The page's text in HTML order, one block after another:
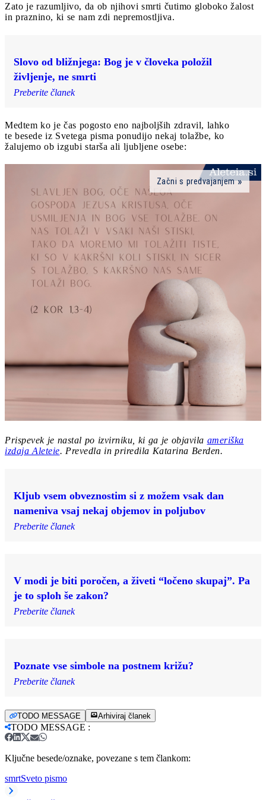
Zato je razumljivo, da ob njihovi smrti čutimo globoko žalost
in praznino, ki se nam zdi nepremostljiva.
Slovo od bližnjega: Bog je v človeka položil
življenje, ne smrti
Preberite članek
Medtem ko je čas pogosto eno najboljših zdravil, lahko
te besede iz Svetega pisma ponudijo nekaj tolažbe, ko
žalujemo ob izgubi starša ali ljubljene osebe:
Začni s predvajanjem
Prispevek je nastal po izvirniku, ki ga je objavila ameriška
izdaja Aleteie. Prevedla in priredila Katarina Berden.
Kljub vsem obveznostim si z možem vsak dan
nameniva vsaj nekaj objemov in poljubov
Preberite članek
V modi je biti poročen, a živeti “ločeno skupaj”. Pa
je to sploh še zakon?
Preberite članek
Poznate vse simbole na postnem križu?
Preberite članek
TODO MESSAGE Arhiviraj članek
TODO MESSAGE :
Ključne besede/oznake, povezane s tem člankom:
smrtSveto pismo